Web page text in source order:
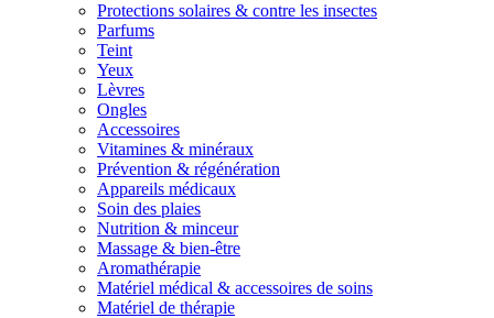
Protections solaires & contre les insectes
Parfums
Teint
Yeux
Lèvres
Ongles
Accessoires
Vitamines & minéraux
Prévention & régénération
Appareils médicaux
Soin des plaies
Nutrition & minceur
Massage & bien-être
Aromathérapie
Matériel médical & accessoires de soins
Matériel de thérapie